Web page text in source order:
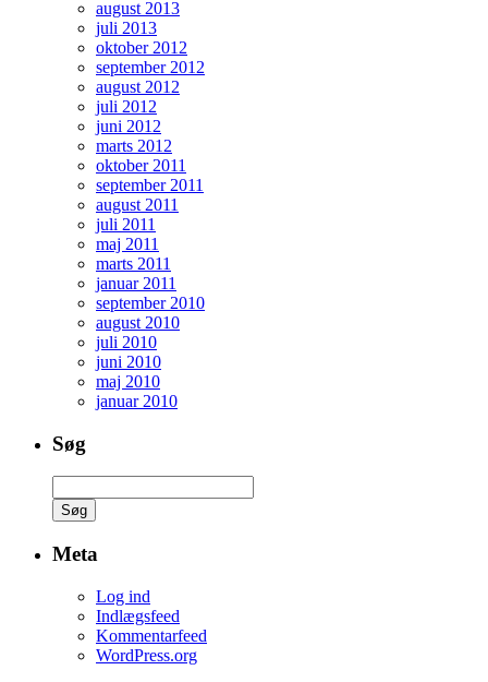
august 2013
juli 2013
oktober 2012
september 2012
august 2012
juli 2012
juni 2012
marts 2012
oktober 2011
september 2011
august 2011
juli 2011
maj 2011
marts 2011
januar 2011
september 2010
august 2010
juli 2010
juni 2010
maj 2010
januar 2010
Søg
efter:
Meta
Log ind
Indlægsfeed
Kommentarfeed
WordPress.org